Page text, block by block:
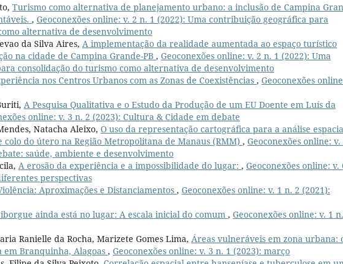
Turismo como alternativa de planejamento urbano: a inclusão de Campina
, Geoconexões online: v. 2 n. 1 (2022): Uma contribuição geográfica para
alternativa de desenvolvimento
da Silva Aires, A implementação da realidade aumentada ao espaço turístico
na cidade de Campina Grande-PB , Geoconexões online: v. 2 n. 1 (2022): Uma
consolidação do turismo como alternativa de desenvolvimento
nos Centros Urbanos com as Zonas de Coexistências , Geoconexões
A Pesquisa Qualitativa e o Estudo da Produção de um EU Doente em Luís da
online: v. 3 n. 2 (2023): Cultura & Cidade em debate
Natacha Aleixo, O uso da representação cartográfica para a análise
do útero na Região Metropolitana de Manaus (RMM) , Geoconexões online: v.
saúde, ambiente e desenvolvimento
A erosão da experiência e a impossibilidade do lugar: , Geoconexões online: v.
perspectivas
Aproximações e Distanciamentos , Geoconexões online: v. 1 n. 2 (2021):
ainda está no lugar: A escala inicial do comum , Geoconexões online: v. 1
Ranielle da Rocha, Marizete Gomes Lima, Áreas vulneráveis em zona urbana:
em Branquinha, Alagoas , Geoconexões online: v. 3 n. 1 (2023): março